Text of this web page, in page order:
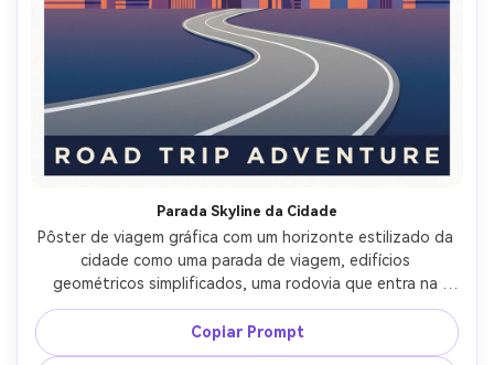
Parada Skyline da Cidade
Pôster de viagem gráfica com um horizonte estilizado da
cidade como uma parada de viagem, edifícios
geométricos simplificados, uma rodovia que entra na
cidade, gradiente do pôr do sol atrás dos arranha-céus,
tipo moderno ousado para o nome da cidade, tipo menor
para "parada 3 de 7", estilo vetorial limpo com grão de
Copiar Prompt